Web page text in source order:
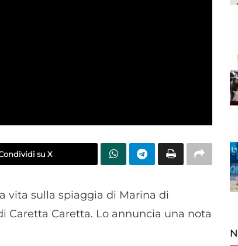
su X
vita sulla spiaggia di Marina di
Caretta Caretta. Lo annuncia una nota